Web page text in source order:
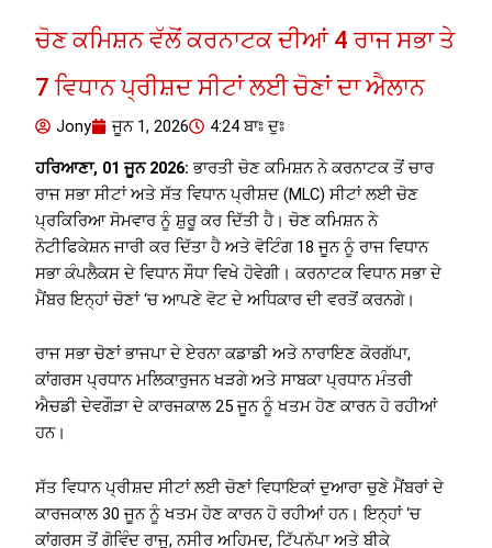
ਚੋਣ ਕਮਿਸ਼ਨ ਵੱਲੋਂ ਕਰਨਾਟਕ ਦੀਆਂ 4 ਰਾਜ ਸਭਾ ਤੇ
7 ਵਿਧਾਨ ਪ੍ਰੀਸ਼ਦ ਸੀਟਾਂ ਲਈ ਚੋਣਾਂ ਦਾ ਐਲਾਨ
Jony ਜੂਨ 1, 2026 4:24 ਬਾਃ ਦੁਃ
ਹਰਿਆਣਾ, 01 ਜੂਨ 2026: ਭਾਰਤੀ ਚੋਣ ਕਮਿਸ਼ਨ ਨੇ ਕਰਨਾਟਕ ਤੋਂ ਚਾਰ
ਰਾਜ ਸਭਾ ਸੀਟਾਂ ਅਤੇ ਸੱਤ ਵਿਧਾਨ ਪ੍ਰੀਸ਼ਦ (MLC) ਸੀਟਾਂ ਲਈ ਚੋਣ
ਪ੍ਰਕਿਰਿਆ ਸੋਮਵਾਰ ਨੂੰ ਸ਼ੁਰੂ ਕਰ ਦਿੱਤੀ ਹੈ। ਚੋਣ ਕਮਿਸ਼ਨ ਨੇ
ਨੋਟੀਫਿਕੇਸ਼ਨ ਜਾਰੀ ਕਰ ਦਿੱਤਾ ਹੈ ਅਤੇ ਵੋਟਿੰਗ 18 ਜੂਨ ਨੂੰ ਰਾਜ ਵਿਧਾਨ
ਸਭਾ ਕੰਪਲੈਕਸ ਦੇ ਵਿਧਾਨ ਸੌਧਾ ਵਿਖੇ ਹੋਵੇਗੀ। ਕਰਨਾਟਕ ਵਿਧਾਨ ਸਭਾ ਦੇ
ਮੈਂਬਰ ਇਨ੍ਹਾਂ ਚੋਣਾਂ ‘ਚ ਆਪਣੇ ਵੋਟ ਦੇ ਅਧਿਕਾਰ ਦੀ ਵਰਤੋਂ ਕਰਨਗੇ।
ਰਾਜ ਸਭਾ ਚੋਣਾਂ ਭਾਜਪਾ ਦੇ ਏਰਨਾ ਕਡਾਡੀ ਅਤੇ ਨਾਰਾਇਣ ਕੋਰਗੱਪਾ,
ਕਾਂਗਰਸ ਪ੍ਰਧਾਨ ਮਲਿਕਾਰੁਜਨ ਖੜਗੇ ਅਤੇ ਸਾਬਕਾ ਪ੍ਰਧਾਨ ਮੰਤਰੀ
ਐਚਡੀ ਦੇਵਗੌੜਾ ਦੇ ਕਾਰਜਕਾਲ 25 ਜੂਨ ਨੂੰ ਖਤਮ ਹੋਣ ਕਾਰਨ ਹੋ ਰਹੀਆਂ
ਹਨ।
ਸੱਤ ਵਿਧਾਨ ਪ੍ਰੀਸ਼ਦ ਸੀਟਾਂ ਲਈ ਚੋਣਾਂ ਵਿਧਾਇਕਾਂ ਦੁਆਰਾ ਚੁਣੇ ਮੈਂਬਰਾਂ ਦੇ
ਕਾਰਜਕਾਲ 30 ਜੂਨ ਨੂੰ ਖਤਮ ਹੋਣ ਕਾਰਨ ਹੋ ਰਹੀਆਂ ਹਨ। ਇਨ੍ਹਾਂ ‘ਚ
ਕਾਂਗਰਸ ਤੋਂ ਗੋਵਿੰਦ ਰਾਜੂ, ਨਸੀਰ ਅਹਿਮਦ, ਟਿੱਪਨੱਪਾ ਅਤੇ ਬੀਕੇ